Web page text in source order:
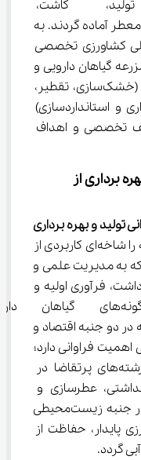
کاشت،
و معطر آماده گردند. به
کشاورزی تخصصی
گیاهان دارویی و
معطر) و بهره‌برداری و فرآوری اولیه (خشک‌سازی، تقطیر،
انبارداری و استانداردسازی)
تخصصی و اهداف
برداری از
ﺗﻮلید و ﺑﻬﺮه ﺑﺮداری
که این رشته را شاخه‌ای کاربردی از
و گیاه‌شناسی می‌داند که به مدیریت علمی و
فرآوری اولیه و
بهره‌برداری اقتصادی از
در دو جنبه اقتصاد و
همچنین زیست‌محیطی اهمیت فراوانی دارد؛
چرا که در جنبه اقتصادی یکی از رشته‌های پرتقاضا در
عطرسازی و
تولید عصاره‌ها و اسانس‌ها است و در جنبه زیست‌محیطی
پایدار، حفاظت از
گردد.